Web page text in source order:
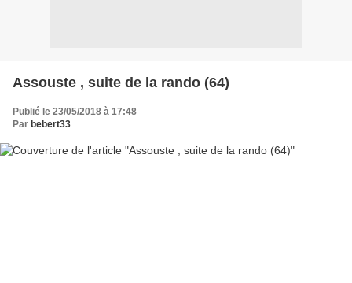
Assouste , suite de la rando (64)
Publié le 23/05/2018 à 17:48
Par bebert33